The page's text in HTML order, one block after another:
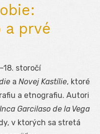
a prvé
storočí
a Novej Kastílie, ktoré
a etnografiu. Autori
Inca Garcilaso de la Vega
v ktorých sa stretá